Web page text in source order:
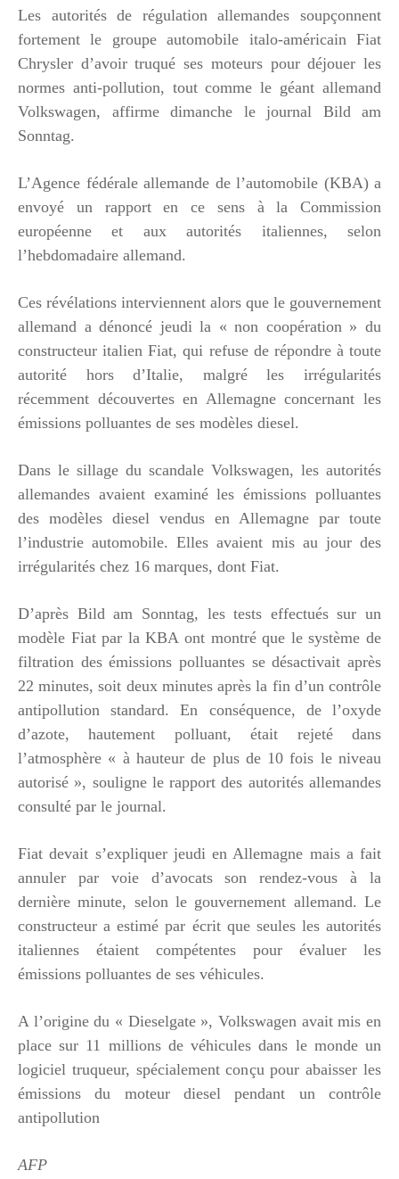
Les autorités de régulation allemandes soupçonnent
fortement le groupe automobile italo-américain Fiat
Chrysler d’avoir truqué ses moteurs pour déjouer les
normes anti-pollution, tout comme le géant allemand
Volkswagen, affirme dimanche le journal Bild am
Sonntag.
L’Agence fédérale allemande de l’automobile (KBA) a
envoyé un rapport en ce sens à la Commission
européenne et aux autorités italiennes, selon
l’hebdomadaire allemand.
Ces révélations interviennent alors que le gouvernement
allemand a dénoncé jeudi la « non coopération » du
constructeur italien Fiat, qui refuse de répondre à toute
autorité hors d’Italie, malgré les irrégularités
récemment découvertes en Allemagne concernant les
émissions polluantes de ses modèles diesel.
Dans le sillage du scandale Volkswagen, les autorités
allemandes avaient examiné les émissions polluantes
des modèles diesel vendus en Allemagne par toute
l’industrie automobile. Elles avaient mis au jour des
irrégularités chez 16 marques, dont Fiat.
D’après Bild am Sonntag, les tests effectués sur un
modèle Fiat par la KBA ont montré que le système de
filtration des émissions polluantes se désactivait après
22 minutes, soit deux minutes après la fin d’un contrôle
antipollution standard. En conséquence, de l’oxyde
d’azote, hautement polluant, était rejeté dans
l’atmosphère « à hauteur de plus de 10 fois le niveau
autorisé », souligne le rapport des autorités allemandes
consulté par le journal.
Fiat devait s’expliquer jeudi en Allemagne mais a fait
annuler par voie d’avocats son rendez-vous à la
dernière minute, selon le gouvernement allemand. Le
constructeur a estimé par écrit que seules les autorités
italiennes étaient compétentes pour évaluer les
émissions polluantes de ses véhicules.
A l’origine du « Dieselgate », Volkswagen avait mis en
place sur 11 millions de véhicules dans le monde un
logiciel truqueur, spécialement conçu pour abaisser les
émissions du moteur diesel pendant un contrôle
antipollution
AFP